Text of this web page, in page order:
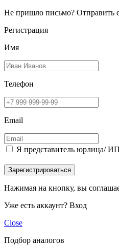
Не пришло письмо? Отправить
Регистрация
Имя
Телефон
Email
Я представитель юрлица/ ИП
Зарегистрироваться
Нажимая на кнопку, вы
Уже есть аккаунт? Вход
Close
Подбор аналогов